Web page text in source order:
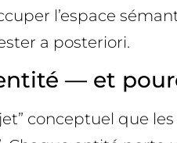
l’espace
a posteriori.
— et
conceptuel que